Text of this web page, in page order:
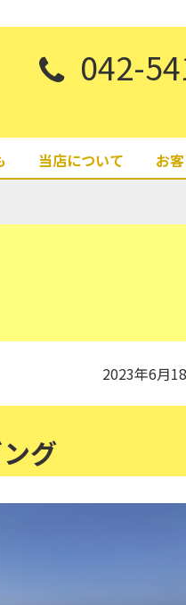
042-
当店について お
2023年6月
グ